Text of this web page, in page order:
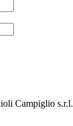
Campiglio s.r.l.